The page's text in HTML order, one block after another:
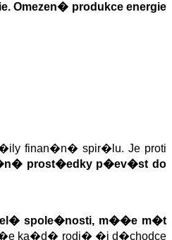
Omezen� produkce energie
finan�n� spir�lu. Je proti
prost�edky p�ev�st do
spole�nosti, m��e m�t
�e ka�d� rodi� �i d�chodce